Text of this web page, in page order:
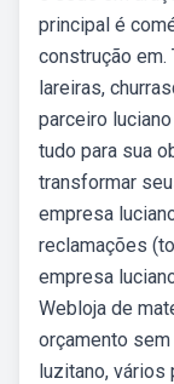
principal é
construção em.
lareiras,
parceiro
tudo para sua
transformar
empresa
reclamações
empresa
Webloja de
orçamento
luzitano, vários